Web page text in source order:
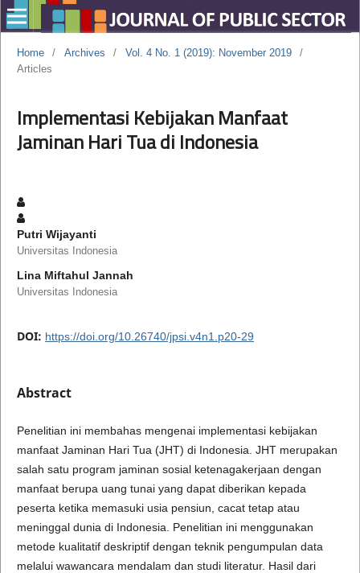
Home / Archives / Vol. 4 No. 1 (2019): November 2019
/
Articles
Implementasi Kebijakan Manfaat
Jaminan Hari Tua di Indonesia
Putri Wijayanti
Universitas Indonesia
Lina Miftahul Jannah
Universitas Indonesia
DOI: https://doi.org/10.26740/jpsi.v4n1.p20-29
Abstract
Penelitian ini membahas mengenai implementasi kebijakan
manfaat Jaminan Hari Tua (JHT) di Indonesia. JHT merupakan
salah satu program jaminan sosial ketenagakerjaan dengan
manfaat berupa uang tunai yang dapat diberikan kepada
peserta ketika memasuki usia pensiun, cacat tetap atau
meninggal dunia di Indonesia. Penelitian ini menggunakan
metode kualitatif deskriptif dengan teknik pengumpulan data
melalui wawancara mendalam dan studi literatur. Hasil dari